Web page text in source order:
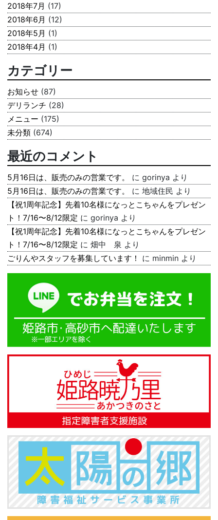
2018年7月 (17)
2018年6月 (12)
2018年5月 (1)
2018年4月 (1)
カテゴリー
お知らせ (87)
デリランチ (28)
メニュー (175)
未分類 (674)
最近のコメント
5月16日は、販売のみの営業です。 に gorinya より
5月16日は、販売のみの営業です。
に 地域住民 より
【祝1周年記念】先着10名様になっとこちゃんをプレゼン
ト！7/16〜8/12限定 に gorinya より
【祝1周年記念】先着10名様になっとこちゃんをプレゼン
ト！7/16〜8/12限定 に 畑中 泉 より
ごりんやスタッフを募集しています！
に minmin より